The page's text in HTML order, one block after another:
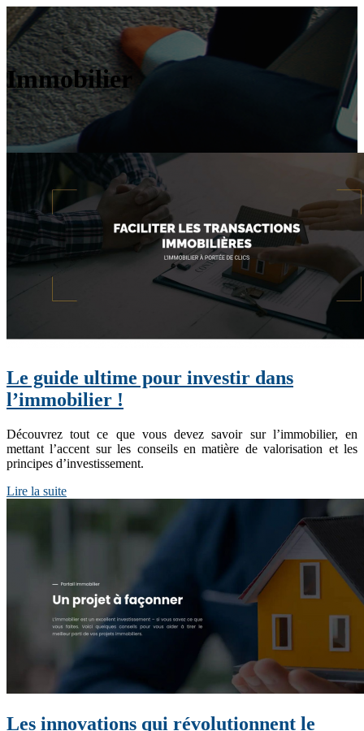
Immobilier
Le guide ultime pour investir dans
l’immobilier !
Découvrez tout ce que vous devez savoir sur l’immobilier, en
mettant l’accent sur les conseils en matière de valorisation et les
principes d’investissement.
Lire la suite
Les innovations qui révolutionnent le